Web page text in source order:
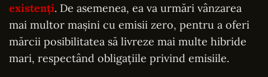
existenți. De asemenea, ea va urmări vânzarea
mai multor mașini cu emisii zero, pentru a oferi
mărcii posibilitatea să livreze mai multe hibride
mari, respectând obligațiile privind emisiile.